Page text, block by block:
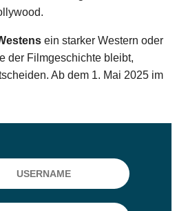
ein starker Western oder
der Filmgeschichte bleibt,
Ab dem 1. Mai 2025 im